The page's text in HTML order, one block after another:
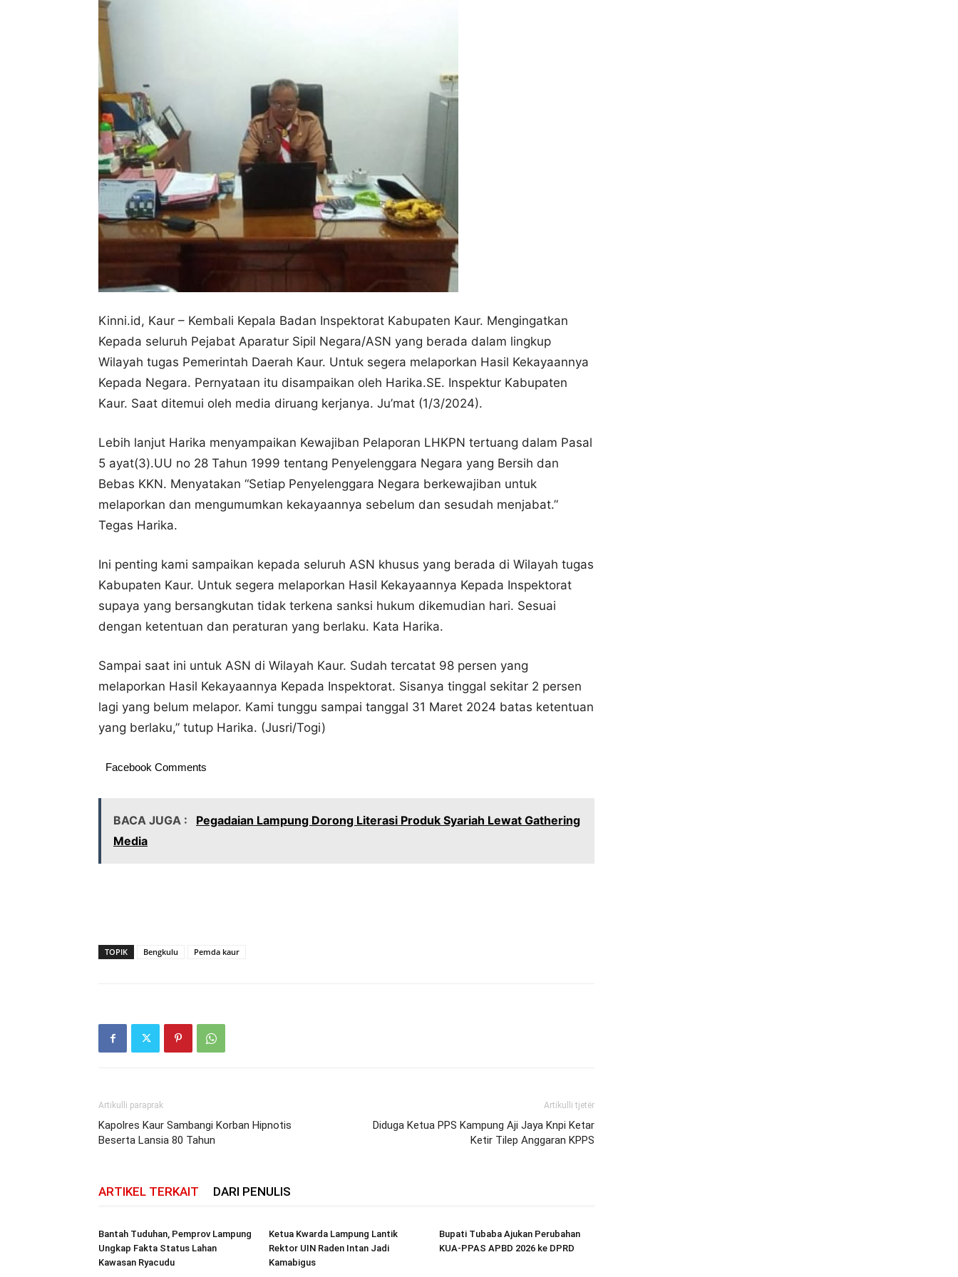
Kinni.id, Kaur – Kembali Kepala Badan Inspektorat Kabupaten Kaur. Mengingatkan
Kepada seluruh Pejabat Aparatur Sipil Negara/ASN yang berada dalam lingkup
Wilayah tugas Pemerintah Daerah Kaur. Untuk segera melaporkan Hasil Kekayaannya
Kepada Negara. Pernyataan itu disampaikan oleh Harika.SE. Inspektur Kabupaten
Kaur. Saat ditemui oleh media diruang kerjanya. Ju’mat (1/3/2024).
Lebih lanjut Harika menyampaikan Kewajiban Pelaporan LHKPN tertuang dalam Pasal
5 ayat(3).UU no 28 Tahun 1999 tentang Penyelenggara Negara yang Bersih dan
Bebas KKN. Menyatakan “Setiap Penyelenggara Negara berkewajiban untuk
melaporkan dan mengumumkan kekayaannya sebelum dan sesudah menjabat.”
Tegas Harika.
Ini penting kami sampaikan kepada seluruh ASN khusus yang berada di Wilayah tugas
Kabupaten Kaur. Untuk segera melaporkan Hasil Kekayaannya Kepada Inspektorat
supaya yang bersangkutan tidak terkena sanksi hukum dikemudian hari. Sesuai
dengan ketentuan dan peraturan yang berlaku. Kata Harika.
Sampai saat ini untuk ASN di Wilayah Kaur. Sudah tercatat 98 persen yang
melaporkan Hasil Kekayaannya Kepada Inspektorat. Sisanya tinggal sekitar 2 persen
lagi yang belum melapor. Kami tunggu sampai tanggal 31 Maret 2024 batas ketentuan
yang berlaku,” tutup Harika. (Jusri/Togi)
Facebook Comments
BACA JUGA :
Pegadaian Lampung Dorong Literasi Produk Syariah Lewat Gathering
Media
TOPIK Bengkulu Pemda kaur
Artikulli paraprak
Kapolres Kaur Sambangi Korban Hipnotis
Beserta Lansia 80 Tahun
Artikulli tjetër
Diduga Ketua PPS Kampung Aji Jaya Knpi Ketar
Ketir Tilep Anggaran KPPS
ARTIKEL TERKAIT DARI PENULIS
Bantah Tuduhan, Pemprov Lampung
Ungkap Fakta Status Lahan
Kawasan Ryacudu
Ketua Kwarda Lampung Lantik
Rektor UIN Raden Intan Jadi
Kamabigus
Bupati Tubaba Ajukan Perubahan
KUA-PPAS APBD 2026 ke DPRD